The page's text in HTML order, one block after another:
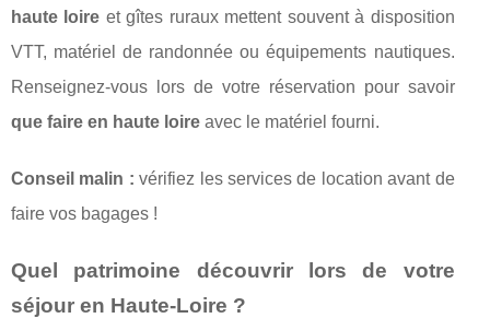
haute loire et gîtes ruraux mettent souvent à disposition
VTT, matériel de randonnée ou équipements nautiques.
Renseignez-vous lors de votre réservation pour savoir
que faire en haute loire avec le matériel fourni.
Conseil malin : vérifiez les services de location avant de
faire vos bagages !
Quel patrimoine découvrir lors de votre
séjour en Haute-Loire ?